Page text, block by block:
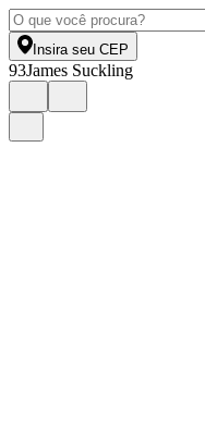
Insira seu CEP
93James Suckling